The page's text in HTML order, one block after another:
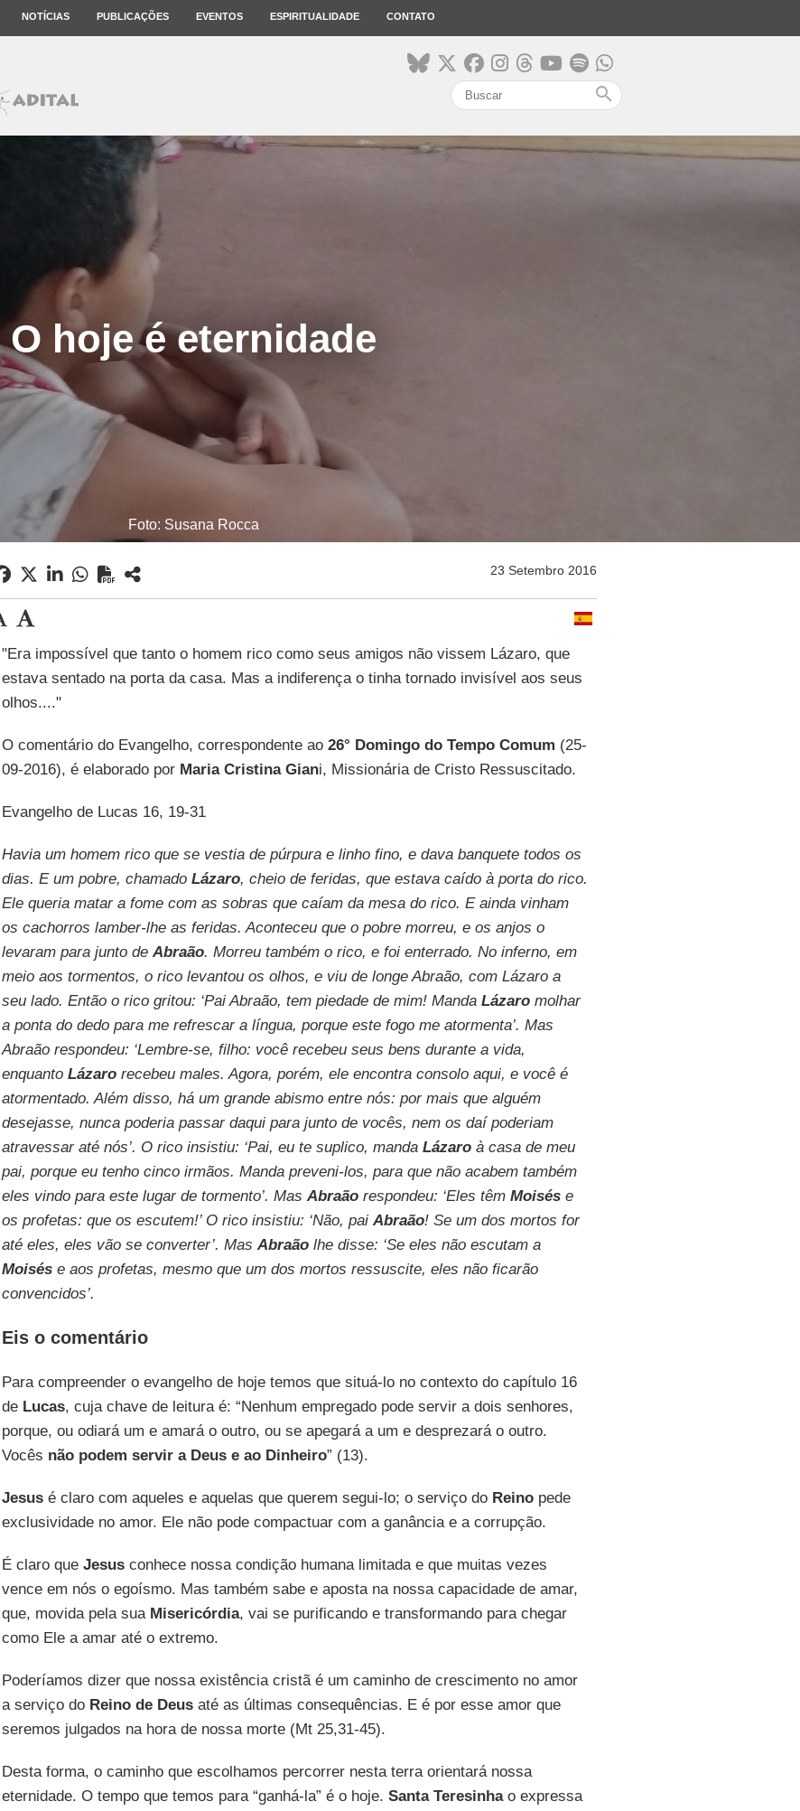
NOTÍCIAS PUBLICAÇÕES EVENTOS ESPIRITUALIDADE CONTATO
search
O hoje é eternidade
Foto: Susana Rocca
23 Setembro 2016
"Era impossível que tanto o homem rico como seus amigos não vissem Lázaro, que
estava sentado na porta da casa. Mas a indiferença o tinha tornado invisível aos seus
olhos...."
O comentário do Evangelho, correspondente ao 26° Domingo do Tempo Comum (25-
09-2016), é elaborado por Maria Cristina Giani, Missionária de Cristo Ressuscitado.
Evangelho de Lucas 16, 19-31
Havia um homem rico que se vestia de púrpura e linho fino, e dava banquete todos os
dias. E um pobre, chamado Lázaro, cheio de feridas, que estava caído à porta do rico.
Ele queria matar a fome com as sobras que caíam da mesa do rico. E ainda vinham
os cachorros lamber-lhe as feridas. Aconteceu que o pobre morreu, e os anjos o
levaram para junto de Abraão. Morreu também o rico, e foi enterrado. No inferno, em
meio aos tormentos, o rico levantou os olhos, e viu de longe Abraão, com Lázaro a
seu lado. Então o rico gritou: ‘Pai Abraão, tem piedade de mim! Manda Lázaromolhar
a ponta do dedo para me refrescar a língua, porque este fogo me atormenta’. Mas
Abraão respondeu: ‘Lembre-se, filho: você recebeu seus bens durante a vida,
enquanto Lázarorecebeu males. Agora, porém, ele encontra consolo aqui, e você é
atormentado. Além disso, há um grande abismo entre nós: por mais que alguém
desejasse, nunca poderia passar daqui para junto de vocês, nem os daí poderiam
atravessar até nós’. O rico insistiu: ‘Pai, eu te suplico, manda Lázaroà casa de meu
pai, porque eu tenho cinco irmãos. Manda preveni-los, para que não acabem também
eles vindo para este lugar de tormento’. Mas Abraãorespondeu: ‘Eles têm Moisése
os profetas: que os escutem!’ O rico insistiu: ‘Não, pai Abraão! Se um dos mortos for
até eles, eles vão se converter’. Mas Abraãolhe disse: ‘Se eles não escutam a
Moisése aos profetas, mesmo que um dos mortos ressuscite, eles não ficarão
convencidos’.
Eis o comentário
Para compreender o evangelho de hoje temos que situá-lo no contexto do capítulo 16
deLucas, cuja chave de leitura é: “Nenhum empregado pode servir a dois senhores,
porque, ou odiará um e amará o outro, ou se apegará a um e desprezará o outro.
Vocês não podem servir a Deus e ao Dinheiro” (13).
Jesusé claro com aqueles e aquelas que querem segui-lo; o serviço do Reinopede
exclusividade no amor. Ele não pode compactuar com a ganância e a corrupção.
É claro queJesusconhece nossa condição humana limitada e que muitas vezes
vence em nós o egoísmo. Mas também sabe e aposta na nossa capacidade de amar,
que, movida pela sua Misericórdia, vai se purificando e transformando para chegar
como Ele a amar até o extremo.
Poderíamos dizer que nossa existência cristã é um caminho de crescimento no amor
a serviço do Reino de Deusaté as últimas consequências. E é por esse amor que
seremos julgados na hora de nossa morte (Mt 25,31-45).
Desta forma, o caminho que escolhamos percorrer nesta terra orientará nossa
eternidade. O tempo que temos para “ganhá-la” é o hoje. Santa Teresinhao expressa